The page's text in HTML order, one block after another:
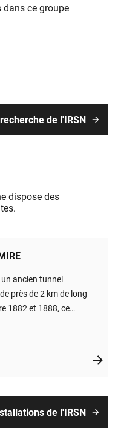
dans ce groupe
de l'IRSN
dispose des
ancien tunnel
près de 2 km de long
1882 et 1888, ce
Marne) où pourrait
un stockage dede l'IRSN